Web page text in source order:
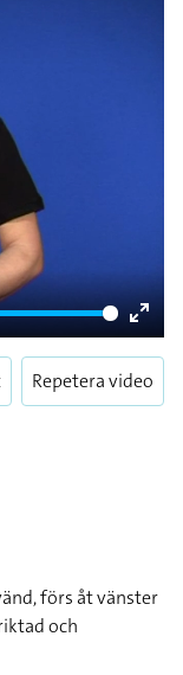
Enter
Repetera video
förs åt vänster
och